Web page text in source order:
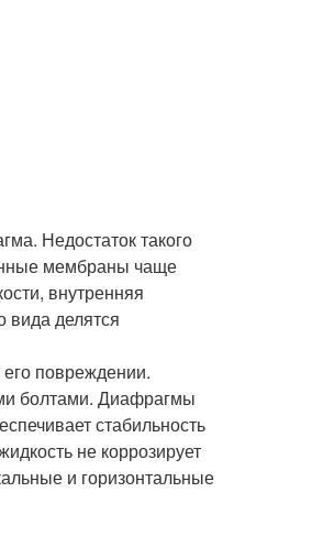
Недостаток такого
мембраны чаще
внутренняя
вида делятся
повреждении.
болтами. Диафрагмы
стабильность
не коррозирует
и горизонтальные